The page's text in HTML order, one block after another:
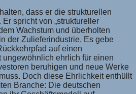
dass er die strukturellen
spricht von „struktureller
Wachstum und überholten
der Zulieferindustrie. Es gebe
auf einen
ungewöhnlich ehrlich für einen
beruhigen und neue Werke
Doch diese Ehrlichkeit enthüllt
Branche: Die deutschen